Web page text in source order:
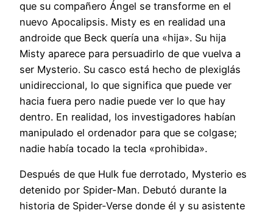
que su compañero Ángel se transforme en el
nuevo Apocalipsis. Misty es en realidad una
androide que Beck quería una «hija». Su hija
Misty aparece para persuadirlo de que vuelva a
ser Mysterio. Su casco está hecho de plexiglás
unidireccional, lo que significa que puede ver
hacia fuera pero nadie puede ver lo que hay
dentro. En realidad, los investigadores habían
manipulado el ordenador para que se colgase;
nadie había tocado la tecla «prohibida».
Después de que Hulk fue derrotado, Mysterio es
detenido por Spider-Man. Debutó durante la
historia de Spider-Verse donde él y su asistente